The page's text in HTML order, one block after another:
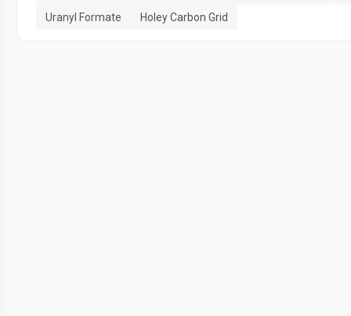
Uranyl Formate
Holey Carbon Grid